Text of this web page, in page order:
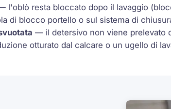
l'oblò resta bloccato dopo il lavaggio
di blocco portello o sul sistema di
— il detersivo non viene prelevato
otturato dal calcare o un ugello di